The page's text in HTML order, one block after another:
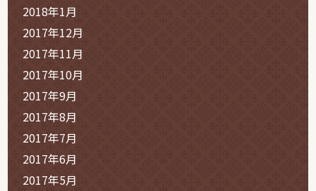
2018年1月
2017年12月
2017年11月
2017年10月
2017年9月
2017年8月
2017年7月
2017年6月
2017年5月